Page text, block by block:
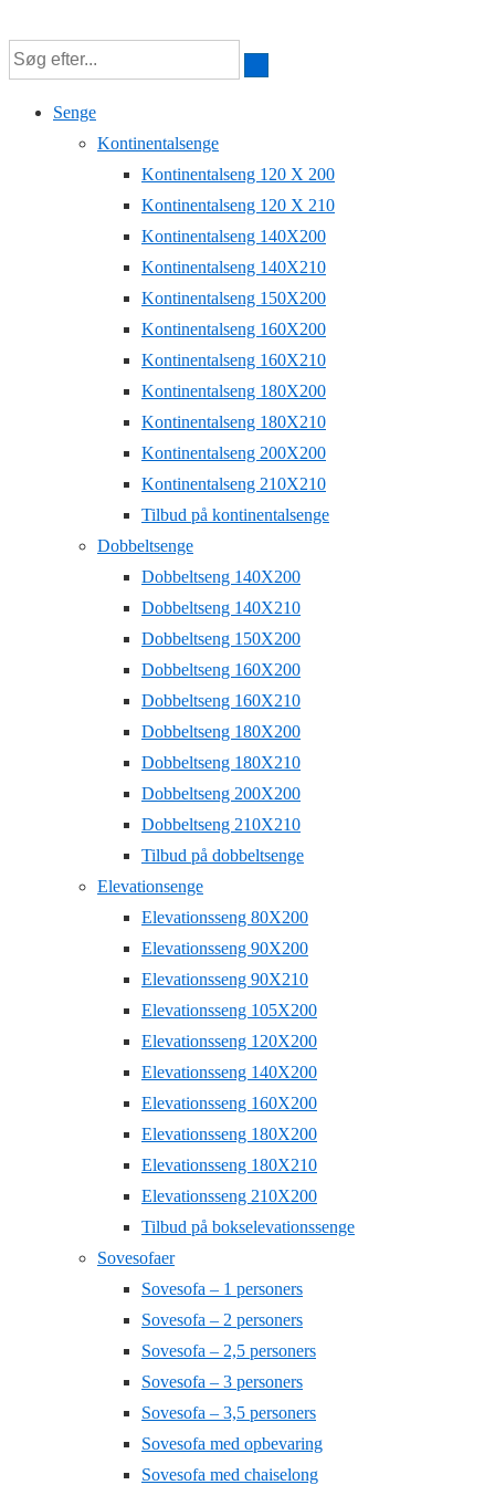
Hop
til
hovedindhold
Senge
Kontinentalsenge
Kontinentalseng 120 X 200
Kontinentalseng 120 X 210
Kontinentalseng 140X200
Kontinentalseng 140X210
Kontinentalseng 150X200
Kontinentalseng 160X200
Kontinentalseng 160X210
Kontinentalseng 180X200
Kontinentalseng 180X210
Kontinentalseng 200X200
Kontinentalseng 210X210
Tilbud på kontinentalsenge
Dobbeltsenge
Dobbeltseng 140X200
Dobbeltseng 140X210
Dobbeltseng 150X200
Dobbeltseng 160X200
Dobbeltseng 160X210
Dobbeltseng 180X200
Dobbeltseng 180X210
Dobbeltseng 200X200
Dobbeltseng 210X210
Tilbud på dobbeltsenge
Elevationsenge
Elevationsseng 80X200
Elevationsseng 90X200
Elevationsseng 90X210
Elevationsseng 105X200
Elevationsseng 120X200
Elevationsseng 140X200
Elevationsseng 160X200
Elevationsseng 180X200
Elevationsseng 180X210
Elevationsseng 210X200
Tilbud på bokselevationssenge
Sovesofaer
Sovesofa – 1 personers
Sovesofa – 2 personers
Sovesofa – 2,5 personers
Sovesofa – 3 personers
Sovesofa – 3,5 personers
Sovesofa med opbevaring
Sovesofa med chaiselong